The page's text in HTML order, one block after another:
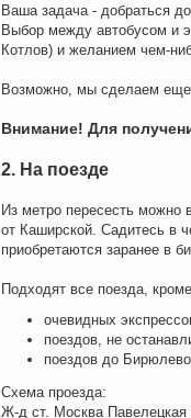
Ваша задача - добраться
Выбор между автобусом и
Котлов) и желанием чем-
Возможно, мы сделаем еще
Внимание! Для
2. На поезде
Из метро пересесть можно
от Каширской. Садитесь в
приобретаются заранее в
Подходят все поезда, кроме
очевидных
поездов, не
поездов до
Схема проезда:
Ж-д ст. Москва Павелецкая